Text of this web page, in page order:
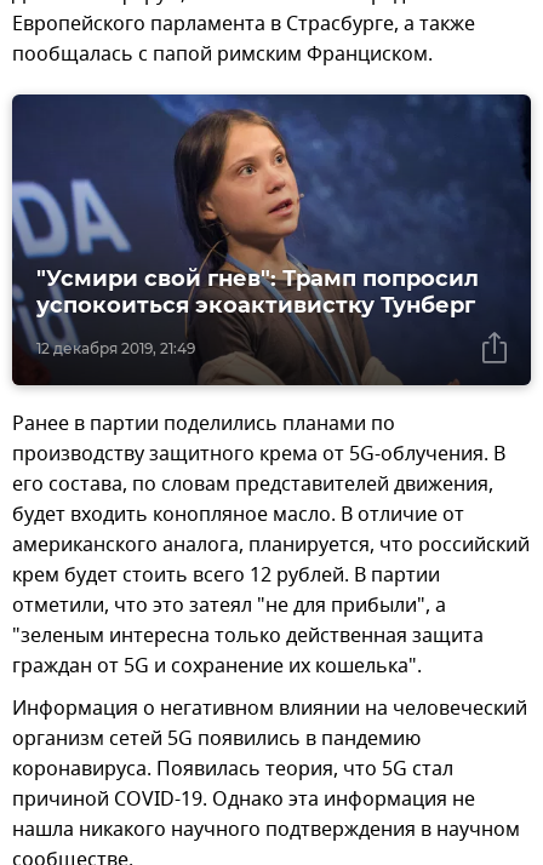
Европейского парламента в Страсбурге, а также
пообщалась с папой римским Франциском.
12 декабря 2019, 21:49
"Усмири свой гнев": Трамп попросил
успокоиться экоактивистку Тунберг
Ранее в партии поделились планами по
производству защитного крема от 5G-облучения. В
его состава, по словам представителей движения,
будет входить конопляное масло. В отличие от
американского аналога, планируется, что российский
крем будет стоить всего 12 рублей. В партии
отметили, что это затеял "не для прибыли", а
"зеленым интересна только действенная защита
граждан от 5G и сохранение их кошелька".
Информация о негативном влиянии на человеческий
организм сетей 5G появились в пандемию
коронавируса. Появилась теория, что 5G стал
причиной COVID-19. Однако эта информация не
нашла никакого научного подтверждения в научном